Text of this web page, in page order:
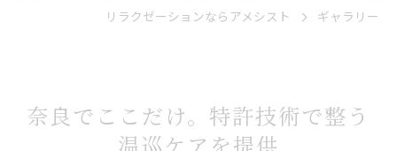
リラクゼーションならアメシスト ギャラリー
奈良でここだけ。特許技術で整う
温巡ケアを提供